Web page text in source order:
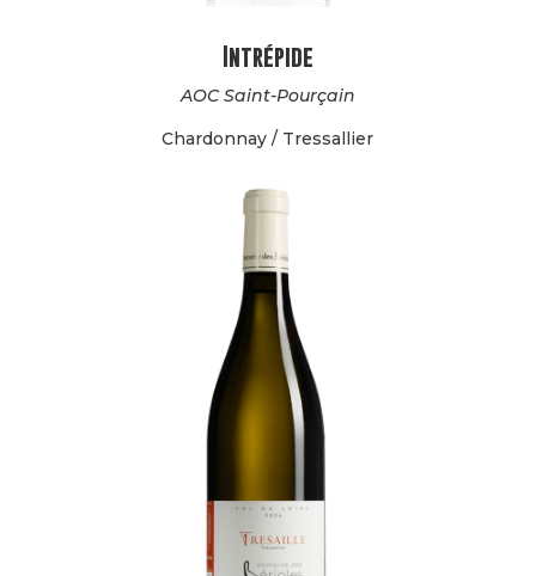
Intrépide
AOC Saint-Pourçain
Chardonnay / Tressallier